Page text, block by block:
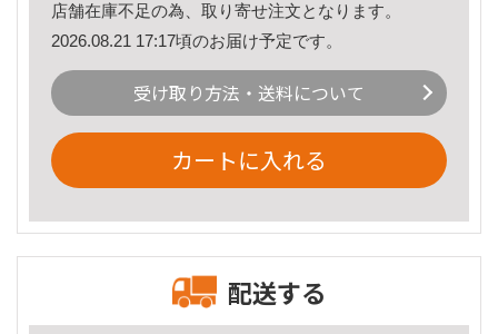
店舗在庫不足の為、取り寄せ注文となります。
2026.08.21 17:17頃のお届け予定です。
受け取り方法・送料について
カートに入れる
配送する